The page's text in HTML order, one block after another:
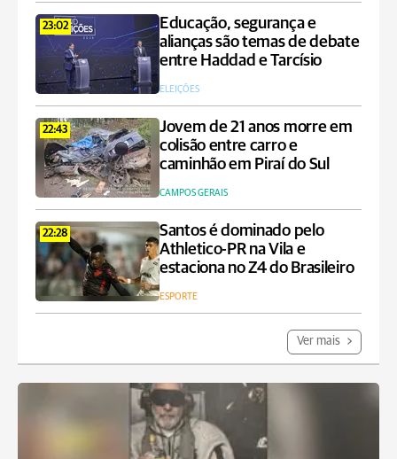
23:02
Educação, segurança e
alianças são temas de debate
entre Haddad e Tarcísio
ELEIÇÕES
22:43
Jovem de 21 anos morre em
colisão entre carro e
caminhão em Piraí do Sul
CAMPOS GERAIS
22:28
Santos é dominado pelo
Athletico-PR na Vila e
estaciona no Z4 do Brasileiro
ESPORTE
Ver mais